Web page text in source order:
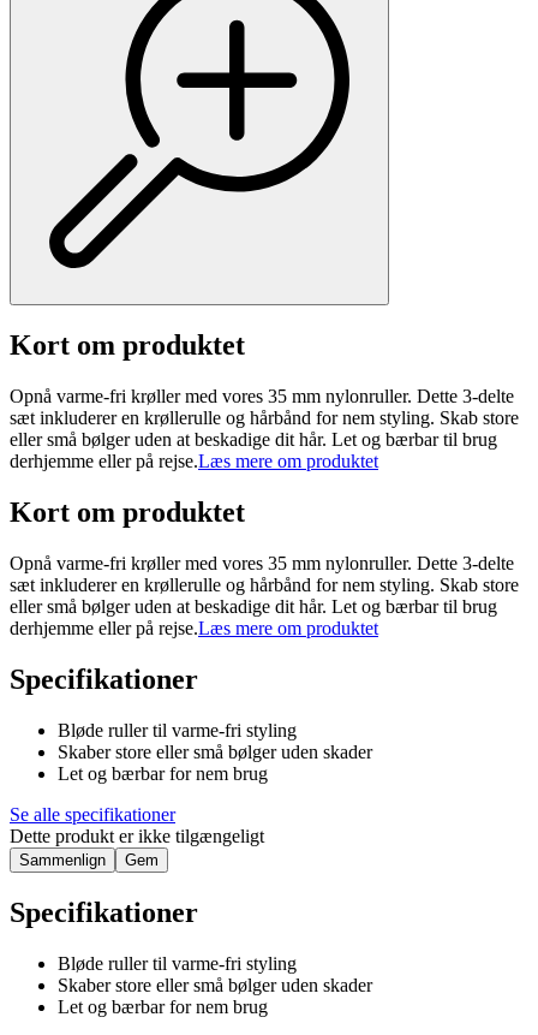
Kort om produktet
Opnå varme-fri krøller med vores 35 mm nylonruller. Dette 3-delte
sæt inkluderer en krøllerulle og hårbånd for nem styling. Skab store
eller små bølger uden at beskadige dit hår. Let og bærbar til brug
derhjemme eller på rejse.Læs mere om produktet
Kort om produktet
Opnå varme-fri krøller med vores 35 mm nylonruller. Dette 3-delte
sæt inkluderer en krøllerulle og hårbånd for nem styling. Skab store
eller små bølger uden at beskadige dit hår. Let og bærbar til brug
derhjemme eller på rejse.Læs mere om produktet
Specifikationer
Bløde ruller til varme-fri styling
Skaber store eller små bølger uden skader
Let og bærbar for nem brug
Se alle specifikationer
Dette produkt er ikke tilgængeligt
Sammenlign Gem
Specifikationer
Bløde ruller til varme-fri styling
Skaber store eller små bølger uden skader
Let og bærbar for nem brug